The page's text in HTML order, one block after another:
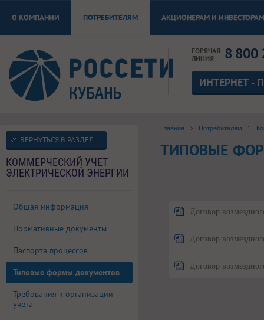
О КОМПАНИИ ПОТРЕБИТЕЛЯМ АКЦИОНЕРАМ И ИНВЕСТОРАМ
ГОРЯЧАЯ
ЛИНИЯ
8 800
ИНТЕРНЕТ -
Главная Потребителям
ТИПОВЫЕ
Договор
Договор
Договор
ВЕРНУТЬСЯ В РАЗДЕЛ
КОММЕРЧЕСКИЙ УЧЕТ
ЭЛЕКТРИЧЕСКОЙ ЭНЕРГИИ
Общая информация
Нормативные документы
Паспорта процессов
Типовые формы документов
Требования к организации
учета